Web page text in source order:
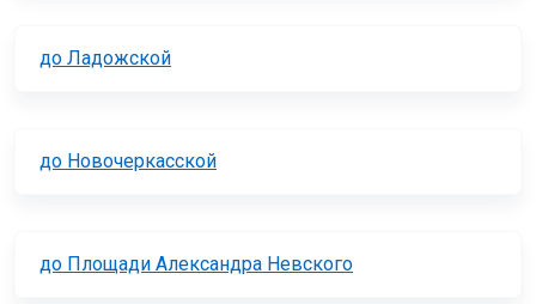
до Ладожской
до Новочеркасской
до Площади Александра Невского